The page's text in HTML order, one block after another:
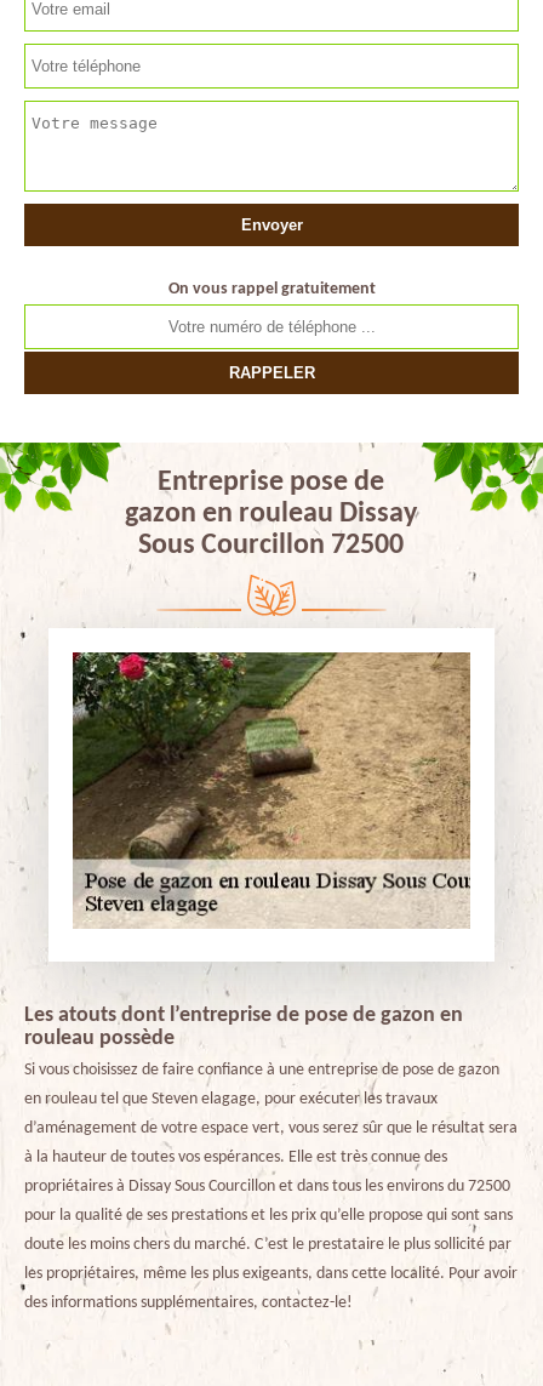
On vous rappel gratuitement
Entreprise pose de
gazon en rouleau Dissay
Sous Courcillon 72500
Les atouts dont l’entreprise de pose de gazon en
rouleau possède
Si vous choisissez de faire confiance à une entreprise de pose de gazon
en rouleau tel que Steven elagage, pour exécuter les travaux
d’aménagement de votre espace vert, vous serez sûr que le résultat sera
à la hauteur de toutes vos espérances. Elle est très connue des
propriétaires à Dissay Sous Courcillon et dans tous les environs du 72500
pour la qualité de ses prestations et les prix qu’elle propose qui sont sans
doute les moins chers du marché. C’est le prestataire le plus sollicité par
les propriétaires, même les plus exigeants, dans cette localité. Pour avoir
des informations supplémentaires, contactez-le!